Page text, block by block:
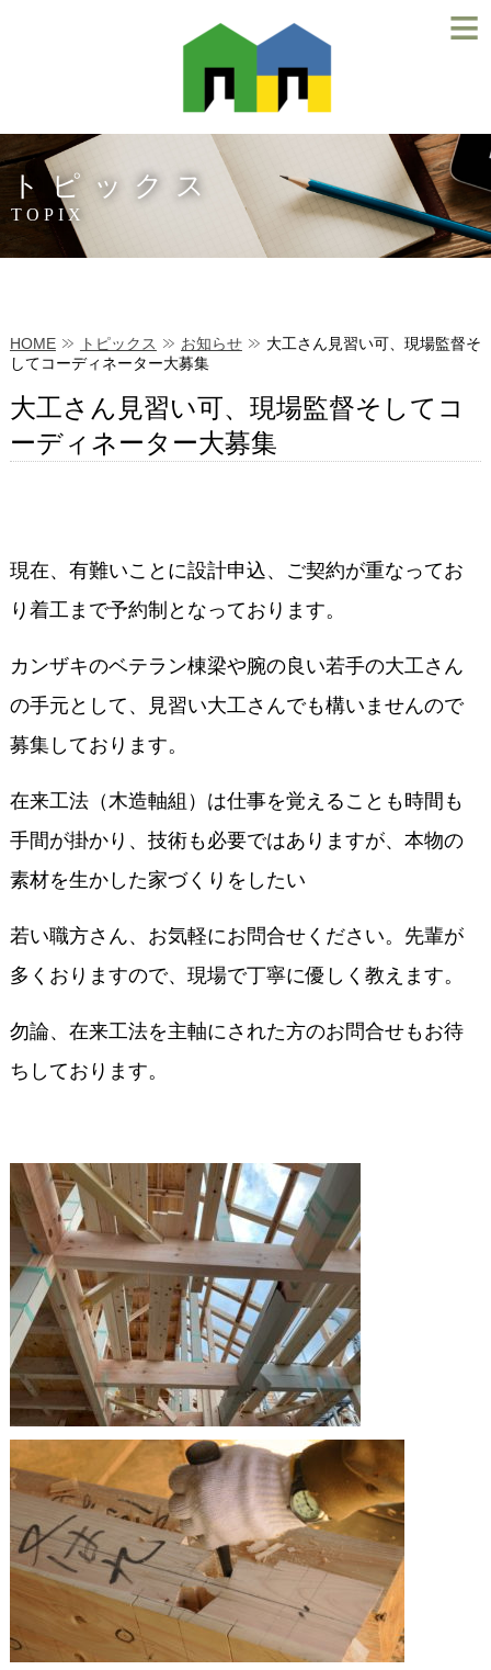
トピックス
TOPIX
HOME トピックス お知らせ
大工さん見習い可、現場監督そ
してコーディネーター大募集
大工さん見習い可、現場監督そしてコ
ーディネーター大募集
現在、有難いことに設計申込、ご契約が重なってお
り着工まで予約制となっております。
カンザキのベテラン棟梁や腕の良い若手の大工さん
の手元として、見習い大工さんでも構いませんので
募集しております。
在来工法（木造軸組）は仕事を覚えることも時間も
手間が掛かり、技術も必要ではありますが、本物の
素材を生かした家づくりをしたい
若い職方さん、お気軽にお問合せください。先輩が
多くおりますので、現場で丁寧に優しく教えます。
勿論、在来工法を主軸にされた方のお問合せもお待
ちしております。
≡